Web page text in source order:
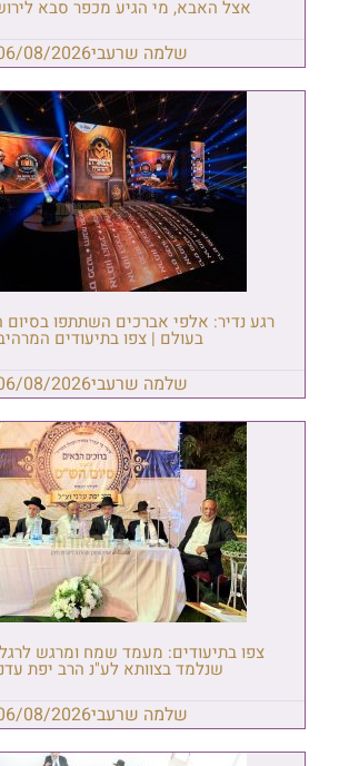
אצל האבא, מי הגיע מכפר סבא
שלמה שרעבי08/2026
רגע נדיר: אלפי אברכים השתתפו
בעולם | צפו בתיעודים
שלמה שרעבי08/2026
צפו בתיעודים: מעמד שמח ומרגש
שנלמד בצוותא לע"נ הרב יפת
שלמה שרעבי08/2026